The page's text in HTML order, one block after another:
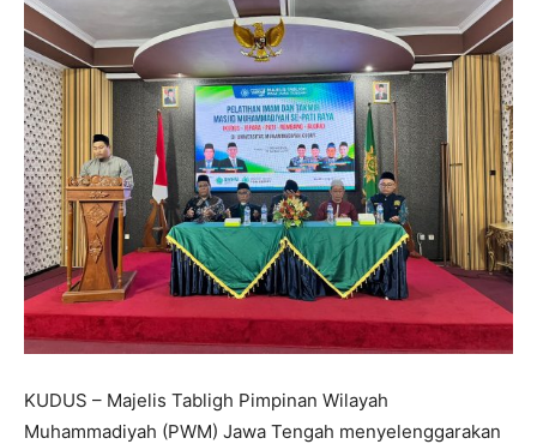
KUDUS – Majelis Tabligh Pimpinan Wilayah
Muhammadiyah (PWM) Jawa Tengah menyelenggarakan